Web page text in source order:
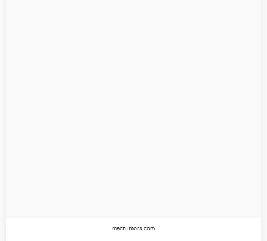
macrumors.com